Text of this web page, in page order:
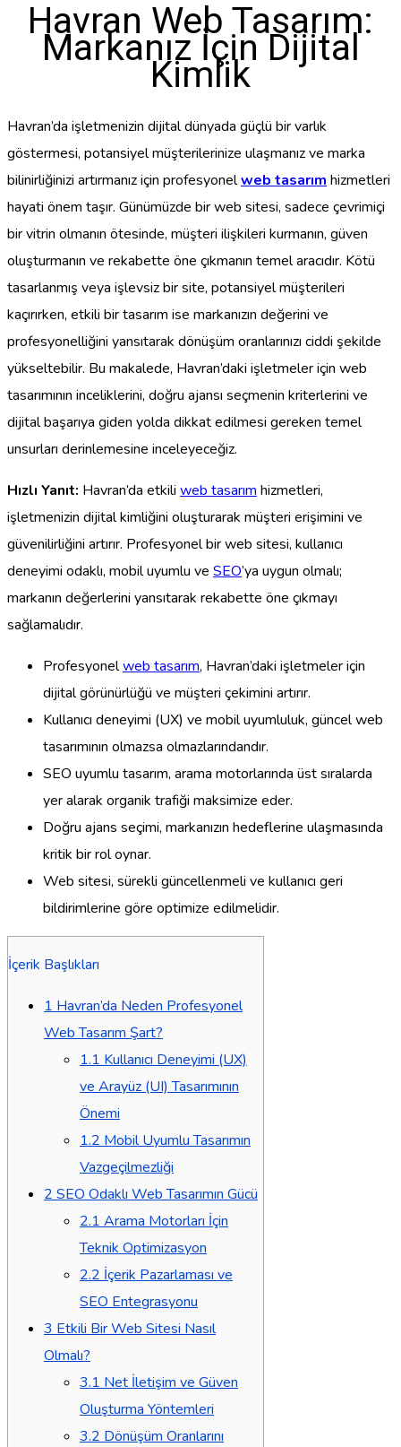
Havran Web Tasarım:
Markanız İçin Dijital
Kimlik
Havran’da işletmenizin dijital dünyada güçlü bir varlık
göstermesi, potansiyel müşterilerinize ulaşmanız ve marka
bilinirliğinizi artırmanız için profesyonelweb tasarım hizmetleri
hayati önem taşır. Günümüzde bir web sitesi, sadece çevrimiçi
bir vitrin olmanın ötesinde, müşteri ilişkileri kurmanın, güven
oluşturmanın ve rekabette öne çıkmanın temel aracıdır. Kötü
tasarlanmış veya işlevsiz bir site, potansiyel müşterileri
kaçırırken, etkili bir tasarım ise markanızın değerini ve
profesyonelliğini yansıtarak dönüşüm oranlarınızı ciddi şekilde
yükseltebilir. Bu makalede, Havran’daki işletmeler için web
tasarımının inceliklerini, doğru ajansı seçmenin kriterlerini ve
dijital başarıya giden yolda dikkat edilmesi gereken temel
unsurları derinlemesine inceleyeceğiz.
Hızlı Yanıt: Havran’da etkili web tasarım hizmetleri,
işletmenizin dijital kimliğini oluşturarak müşteri erişimini ve
güvenilirliğini artırır. Profesyonel bir web sitesi, kullanıcı
deneyimi odaklı, mobil uyumlu ve SEO’ya uygun olmalı;
markanın değerlerini yansıtarak rekabette öne çıkmayı
sağlamalıdır.
Profesyonelweb tasarım, Havran’daki işletmeler için
dijital görünürlüğü ve müşteri çekimini artırır.
Kullanıcı deneyimi (UX) ve mobil uyumluluk, güncel web
tasarımının olmazsa olmazlarındandır.
SEO uyumlu tasarım, arama motorlarında üst sıralarda
yer alarak organik trafiği maksimize eder.
Doğru ajans seçimi, markanızın hedeflerine ulaşmasında
kritik bir rol oynar.
Web sitesi, sürekli güncellenmeli ve kullanıcı geri
bildirimlerine göre optimize edilmelidir.
İçerik Başlıkları
1 Havran’da Neden Profesyonel
Web Tasarım Şart?
1.1 Kullanıcı Deneyimi (UX)
ve Arayüz (UI) Tasarımının
Önemi
1.2 Mobil Uyumlu Tasarımın
Vazgeçilmezliği
2 SEO Odaklı Web Tasarımın Gücü
2.1 Arama Motorları İçin
Teknik Optimizasyon
2.2 İçerik Pazarlaması ve
SEO Entegrasyonu
3 Etkili Bir Web Sitesi Nasıl
Olmalı?
3.1 Net İletişim ve Güven
Oluşturma Yöntemleri
3.2 Dönüşüm Oranlarını